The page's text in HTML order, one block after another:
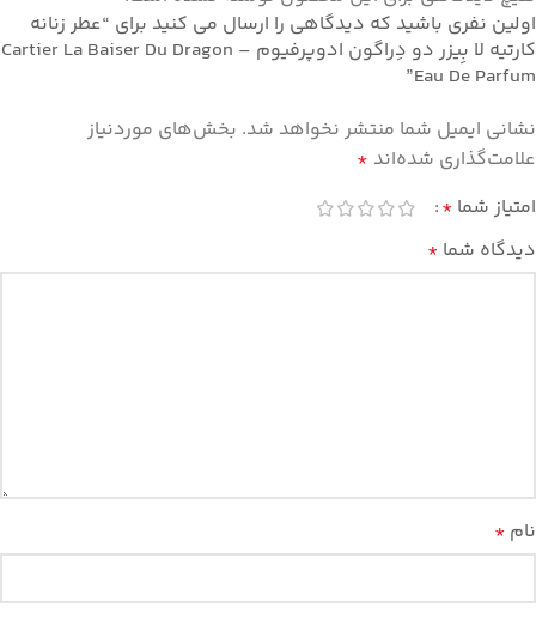
اولین نفری باشید که دیدگاهی را ارسال می کنید برای “عطر زنانه
کارتیه لا بِیزر دو دِراگون ادوپرفیوم – Cartier La Baiser Du Dragon
Eau De Parfum”
نشانی ایمیل شما منتشر نخواهد شد. بخش‌های موردنیاز
علامت‌گذاری شده‌اند *
امتیاز شما *
دیدگاه شما *
نام *